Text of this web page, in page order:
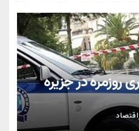
روزمره در جزیره